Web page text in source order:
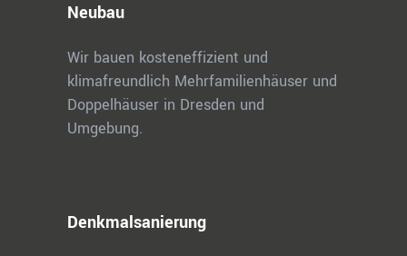
Neubau
Wir bauen kosteneffizient und
klimafreundlich Mehrfamilienhäuser und
Doppelhäuser in Dresden und
Umgebung.
Denkmalsanierung